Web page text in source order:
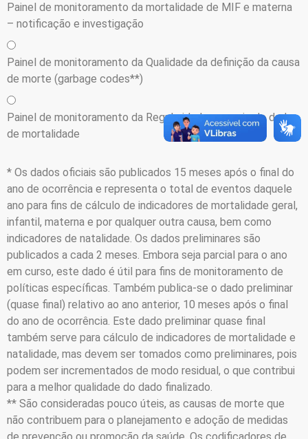
Painel de monitoramento da mortalidade de MIF e materna
– notificação e investigação
Painel de monitoramento da Qualidade da definição da causa
de morte (garbage codes**)
Painel de monitoramento da Regularidade no envio de dados
de mortalidade
* Os dados oficiais são publicados 15 meses após o final do
ano de ocorrência e representa o total de eventos daquele
ano para fins de cálculo de indicadores de mortalidade geral,
infantil, materna e por qualquer outra causa, bem como
indicadores de natalidade. Os dados preliminares são
publicados a cada 2 meses. Embora seja parcial para o ano
em curso, este dado é útil para fins de monitoramento de
políticas específicas. Também publica-se o dado preliminar
(quase final) relativo ao ano anterior, 10 meses após o final
do ano de ocorrência. Este dado preliminar quase final
também serve para cálculo de indicadores de mortalidade e
natalidade, mas devem ser tomados como preliminares, pois
podem ser incrementados de modo residual, o que contribui
para a melhor qualidade do dado finalizado.
** São consideradas pouco úteis, as causas de morte que
não contribuem para o planejamento e adoção de medidas